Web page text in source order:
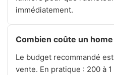
immédiatement.
Combien coûte un
Le budget recommandé
vente. En pratique : 200 à